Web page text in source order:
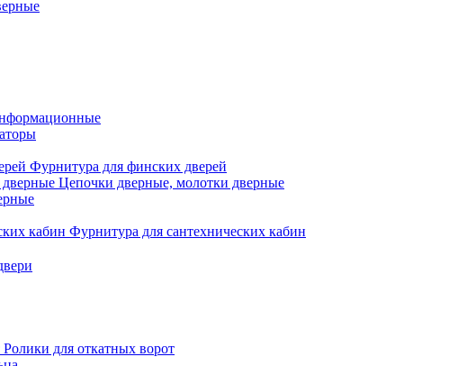
Фурнитура для финских дверей
Цепочки дверные, молотки дверные
Фурнитура для сантехнических кабин
Ролики для откатных ворот